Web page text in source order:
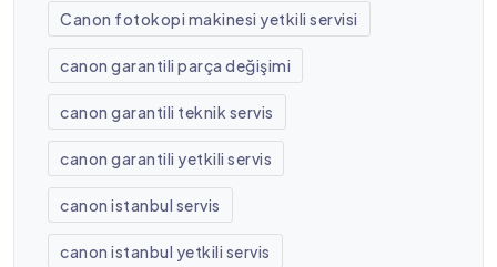
Canon fotokopi makinesi yetkili servisi
canon garantili parça değişimi
canon garantili teknik servis
canon garantili yetkili servis
canon istanbul servis
canon istanbul yetkili servis